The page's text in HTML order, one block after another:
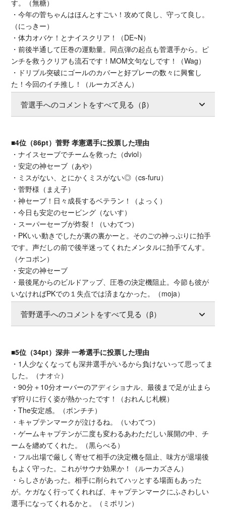
す。（無糖）
・今年の菅ちゃんはほんとすごい！攻めて良し、守って良し。
（にっきー）
・体力オバケ！とナイスクリア！（DE~N）
・前後半通して圧巻の運動量。同点弾の起点も菅選手から。ピ
ンチを救うクリアも流石です！MOM文句なしです！（Wag）
・ドリブル突破にゴールのカバーと好プレーの数々に興奮し
た！今回のイチ推し！（ルーカズさん）
菅選手へのコメントをすべて見る（β）
■4位（86pt）菅野 孝憲選手に投票した理由
・ナイスセーブでチームを救った（dviol）
・安定の神セーブ（あや）
・ミスがない、とにかくミスがない◎（cs-furu）
・菅野様（まえ子）
・神セーブ！日々成長するベテラン！（よっく）
・今日も安定のセービング（ないす）
・スーパーセーブが炸裂！（いわてつ）
・PKいい動きでしたが裏の裏かーと。そのごの神っぷりに拍手
です。声だしの前で後半迷ってくれたメンタルに拍手てんす。
（ケコポン）
・安定の神セーブ
・最後尾からのビルドアップ、圧巻の決定機阻止。今節も彼が
いなければPKでの１失点では済まなかった。（moja）
菅野選手へのコメントをすべて見る（β）
■5位（34pt）深井 一希選手に投票した理由
・1人少なくなっても深井選手がいるから負けないって思ってま
した。（ナオ☆）
・90分＋10分オーバーのアディショナル、最後まで足が止まら
ず狩りに行く姿が熱かったです！（おれんじ札幌）
・The安定感。（ボンチチ）
・キャプテンマークが泣けるね。（いわてつ）
・ゲームキャプテンが二度も変わるあわただしい展開の中、チ
ームを纏めてくれた。（黒らべる）
・フル出場で厳しく寄せて相手の決定機を阻止、味方が退場後
もよく守った。これがサウナ効果か！（ルーカズさん）
・らしさがあった。相手に削られてハッとする場面もあった
が。ケガなく行ってくれれば、キャプテンマークにふさわしい
選手になってくれるかと。（ミポリン）